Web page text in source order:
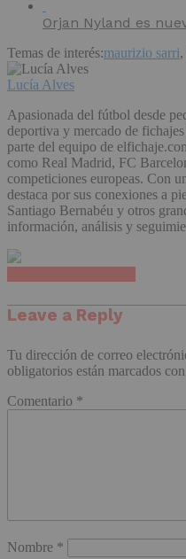
Orjan Nyland es
Temas de interés:maurizio sarri,
Lucía Alves
Apasionada del fútbol desde
deportiva y mercado de
parte del equipo de
como Real Madrid, FC
competiciones europeas. Con
destaca por sus conexiones a
Santiago Bernabéu y otros
información, análisis y
Leave a Reply
Tu dirección de correo
obligatorios están marcados con
Comentario *
Nombre *